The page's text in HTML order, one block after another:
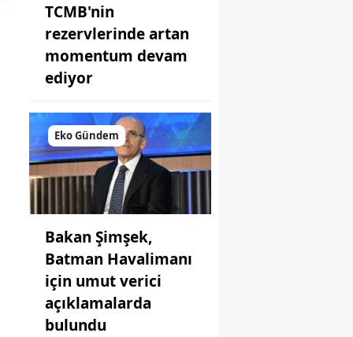
TCMB'nin
rezervlerinde artan
momentum devam
ediyor
Eko Gündem
Bakan Şimşek,
Batman Havalimanı
için umut verici
açıklamalarda
bulundu